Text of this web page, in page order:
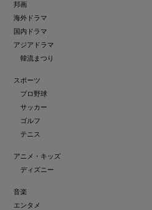
邦画
海外ドラマ
国内ドラマ
アジアドラマ
韓流まつり
スポーツ
プロ野球
サッカー
ゴルフ
テニス
アニメ・キッズ
ディズニー
音楽
エンタメ